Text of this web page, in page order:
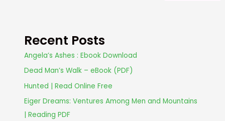
Recent Posts
Angela’s Ashes : Ebook Download
Dead Man’s Walk – eBook (PDF)
Hunted | Read Online Free
Eiger Dreams: Ventures Among Men and Mountains
| Reading PDF